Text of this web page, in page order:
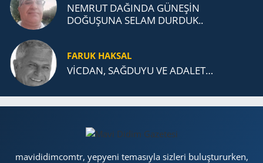
NEMRUT DAĞINDA GÜNEŞİN
DOĞUŞUNA SELAM DURDUK..
FARUK HAKSAL
VİCDAN, SAĞ­DU­YU VE ADA­LET…
mavididimcomtr, yepyeni temasıyla sizleri buluştururken,